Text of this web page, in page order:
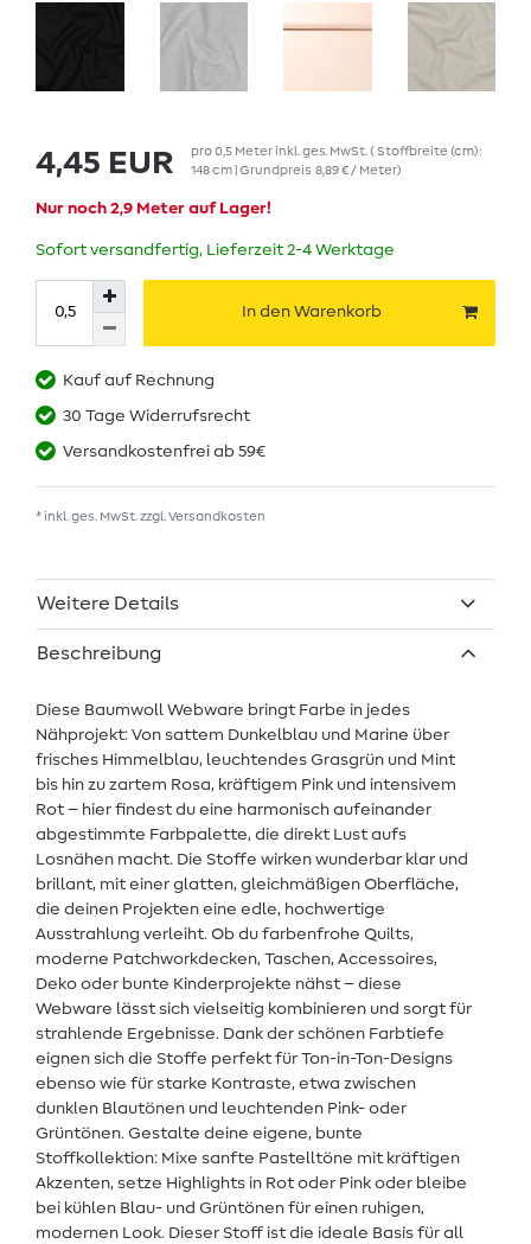
4,45 EUR pro0,5 Meterinkl. ges. MwSt. ( Stoffbreite (cm):
148 cm | Grundpreis 8,89 € / Meter)
Nur noch 2,9 Meter auf Lager!
Sofort versandfertig, Lieferzeit 2-4 Werktage
In den Warenkorb
Kauf auf Rechnung
30 Tage Widerrufsrecht
Versandkostenfrei ab 59€
* inkl. ges. MwSt. zzgl. Versandkosten
Weitere Details
Beschreibung
Diese Baumwoll Webware bringt Farbe in jedes
Nähprojekt: Von sattem Dunkelblau und Marine über
frisches Himmelblau, leuchtendes Grasgrün und Mint
bis hin zu zartem Rosa, kräftigem Pink und intensivem
Rot – hier findest du eine harmonisch aufeinander
abgestimmte Farbpalette, die direkt Lust aufs
Losnähen macht. Die Stoffe wirken wunderbar klar und
brillant, mit einer glatten, gleichmäßigen Oberfläche,
die deinen Projekten eine edle, hochwertige
Ausstrahlung verleiht. Ob du farbenfrohe Quilts,
moderne Patchworkdecken, Taschen, Accessoires,
Deko oder bunte Kinderprojekte nähst – diese
Webware lässt sich vielseitig kombinieren und sorgt für
strahlende Ergebnisse. Dank der schönen Farbtiefe
eignen sich die Stoffe perfekt für Ton-in-Ton-Designs
ebenso wie für starke Kontraste, etwa zwischen
dunklen Blautönen und leuchtenden Pink- oder
Grüntönen. Gestalte deine eigene, bunte
Stoffkollektion: Mixe sanfte Pastelltöne mit kräftigen
Akzenten, setze Highlights in Rot oder Pink oder bleibe
bei kühlen Blau- und Grüntönen für einen ruhigen,
modernen Look. Dieser Stoff ist die ideale Basis für all